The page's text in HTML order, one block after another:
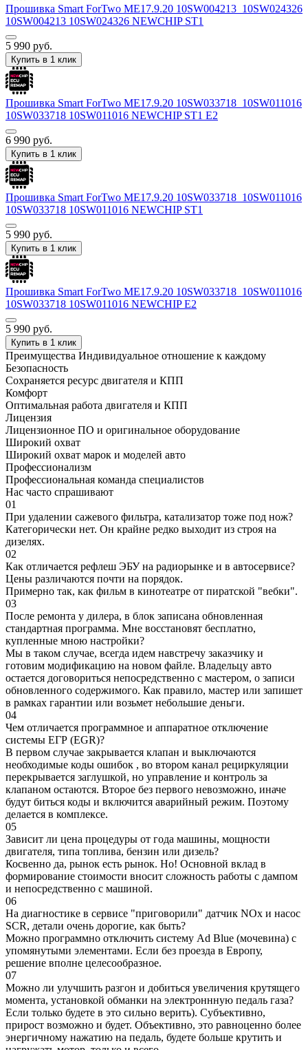
Прошивка Smart ForTwo ME17.9.20 10SW004213_10SW024326
10SW004213 10SW024326 NEWCHIP ST1
5 990 руб.
Купить в 1 клик
Прошивка Smart ForTwo ME17.9.20 10SW033718_10SW011016
10SW033718 10SW011016 NEWCHIP ST1 E2
6 990 руб.
Купить в 1 клик
Прошивка Smart ForTwo ME17.9.20 10SW033718_10SW011016
10SW033718 10SW011016 NEWCHIP ST1
5 990 руб.
Купить в 1 клик
Прошивка Smart ForTwo ME17.9.20 10SW033718_10SW011016
10SW033718 10SW011016 NEWCHIP E2
5 990 руб.
Купить в 1 клик
Преимущества Индивидуальное отношение к каждому
Безопасность
Сохраняется ресурс двигателя и КПП
Комфорт
Оптимальная работа двигателя и КПП
Лицензия
Лицензионное ПО и оригинальное оборудование
Широкий охват
Широкий охват марок и моделей авто
Профессионализм
Профессиональная команда специалистов
Нас часто спрашивают
01
При удалении сажевого фильтра, катализатор тоже под нож?
Категорически нет. Он крайне редко выходит из строя на
дизелях.
02
Как отличается рефлеш ЭБУ на радиорынке и в автосервисе?
Цены различаются почти на порядок.
Примерно так, как фильм в кинотеатре от пиратской "вебки".
03
После ремонта у дилера, в блок записана обновленная
стандартная программа. Мне восстановят бесплатно,
купленные мною настройки?
Мы в таком случае, всегда идем навстречу заказчику и
готовим модификацию на новом файле. Владельцу авто
остается договориться непосредственно с мастером, о записи
обновленного содержимого. Как правило, мастер или запишет
в рамках гарантии или возьмет небольшие деньги.
04
Чем отличается программное и аппаратное отключение
системы ЕГР (EGR)?
В первом случае закрывается клапан и выключаются
необходимые коды ошибок , во втором канал рециркуляции
перекрывается заглушкой, но управление и контроль за
клапаном остаются. Второе без первого невозможно, иначе
будут биться коды и включится аварийный режим. Поэтому
делается в комплексе.
05
Зависит ли цена процедуры от года машины, мощности
двигателя, типа топлива, бензин или дизель?
Косвенно да, рынок есть рынок. Но! Основной вклад в
формирование стоимости вносит сложность работы с дампом
и непосредственно с машиной.
06
На диагностике в сервисе "приговорили" датчик NOx и насос
SCR, детали очень дорогие, как быть?
Можно программно отключить систему Ad Blue (мочевина) с
упомянутыми элементами. Если без проезда в Европу,
решение вполне целесообразное.
07
Можно ли улучшить разгон и добиться увеличения крутящего
момента, установкой обманки на электроннную педаль газа?
Если только будете в это сильно верить). Субъективно,
прирост возможно и будет. Объективно, это равноценно более
энергичному нажатию на педаль, будете больше крутить и